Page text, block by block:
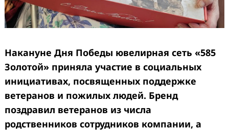
Накануне Дня Победы ювелирная сеть «585
Золотой» приняла участие в социальных
инициативах, посвященных поддержке
ветеранов и пожилых людей. Бренд
поздравил ветеранов из числа
родственников сотрудников компании, а